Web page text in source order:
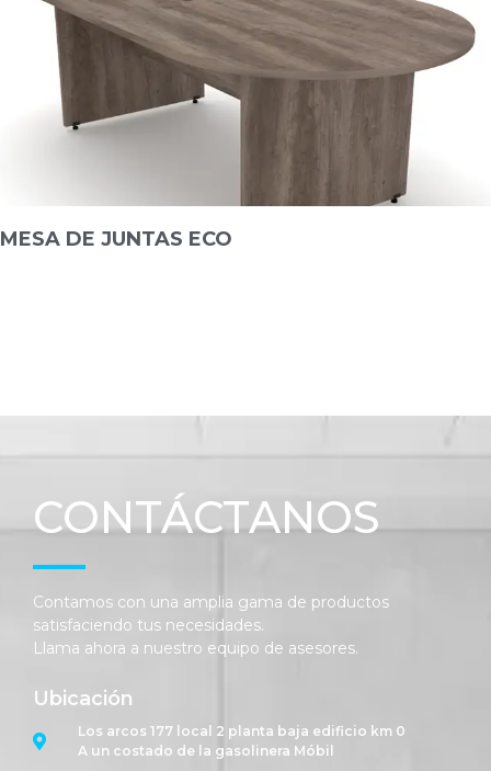
MESA DE JUNTAS ECO
CONTÁCTANOS
Contamos con una amplia gama de productos
satisfaciendo tus necesidades.
Llama ahora a nuestro equipo de asesores.
Ubicación
Los arcos 177 local 2 planta baja edificio km 0
A un costado de la gasolinera Móbil